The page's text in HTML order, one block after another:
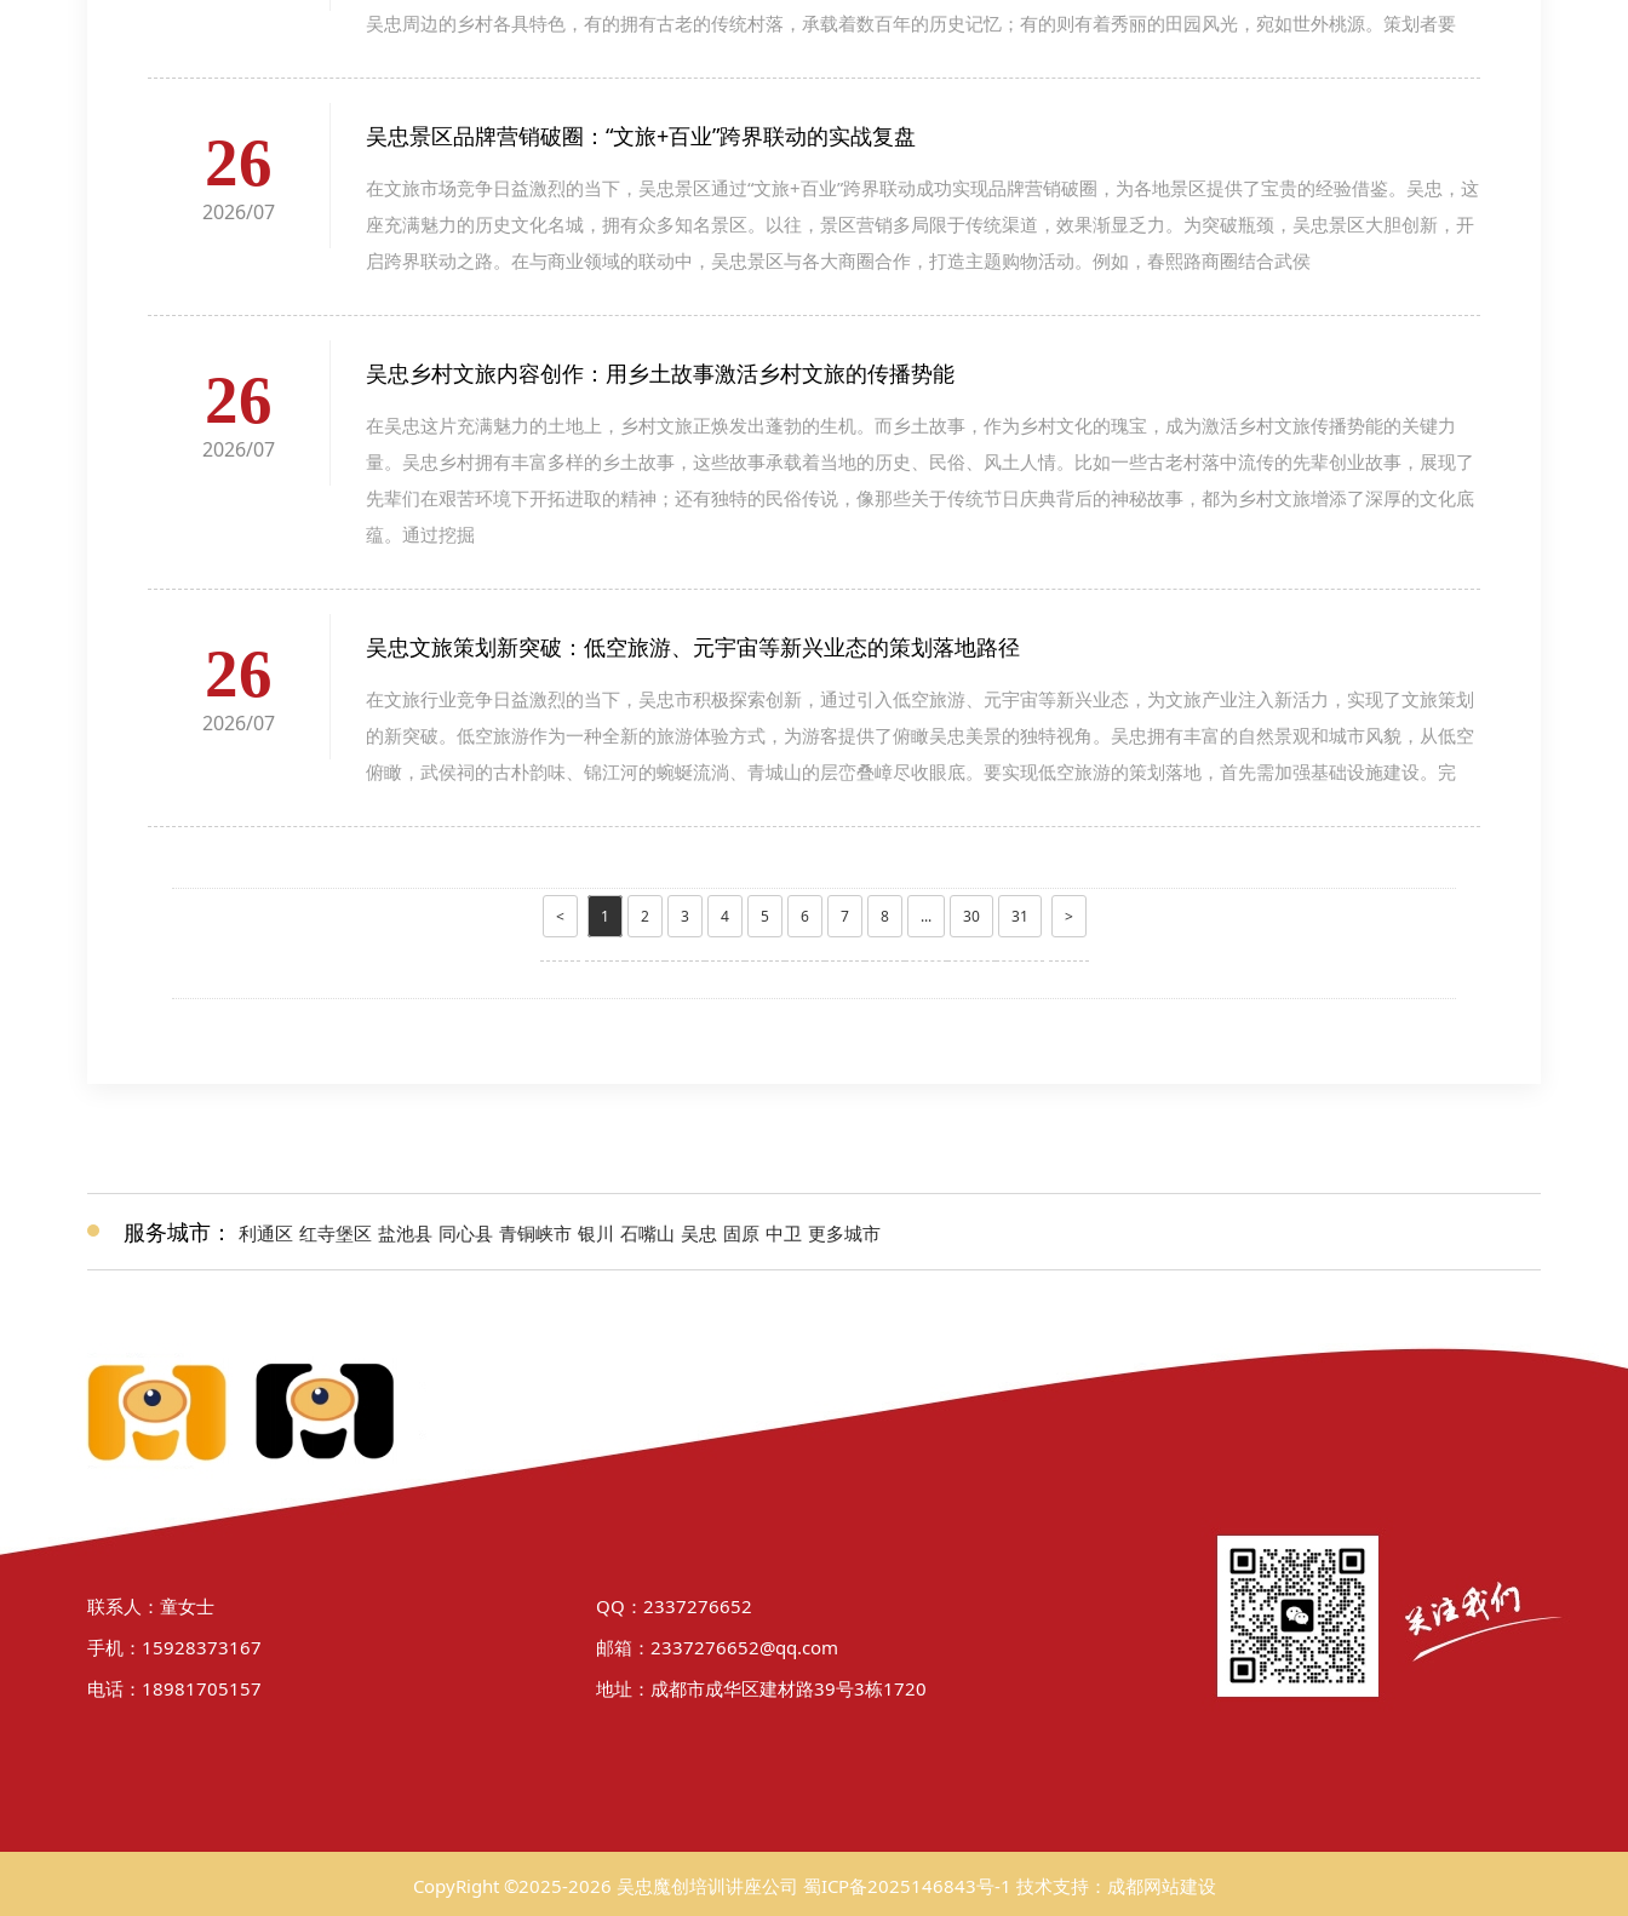
吴忠周边的乡村各具特色，有的拥有古老的传统村落，承载着数百年的历史记忆；有的则有着秀丽的田园风光，宛如世外桃源。策划者要
26
2026/07
吴忠景区品牌营销破圈：“文旅+百业”跨界联动的实战复盘
在文旅市场竞争日益激烈的当下，吴忠景区通过“文旅+百业”跨界联动成功实现品牌营销破圈，为各地景区提供了宝贵的经验借鉴。吴忠，这
座充满魅力的历史文化名城，拥有众多知名景区。以往，景区营销多局限于传统渠道，效果渐显乏力。为突破瓶颈，吴忠景区大胆创新，开
启跨界联动之路。在与商业领域的联动中，吴忠景区与各大商圈合作，打造主题购物活动。例如，春熙路商圈结合武侯
26
2026/07
吴忠乡村文旅内容创作：用乡土故事激活乡村文旅的传播势能
在吴忠这片充满魅力的土地上，乡村文旅正焕发出蓬勃的生机。而乡土故事，作为乡村文化的瑰宝，成为激活乡村文旅传播势能的关键力
量。吴忠乡村拥有丰富多样的乡土故事，这些故事承载着当地的历史、民俗、风土人情。比如一些古老村落中流传的先辈创业故事，展现了
先辈们在艰苦环境下开拓进取的精神；还有独特的民俗传说，像那些关于传统节日庆典背后的神秘故事，都为乡村文旅增添了深厚的文化底
蕴。通过挖掘
26
2026/07
吴忠文旅策划新突破：低空旅游、元宇宙等新兴业态的策划落地路径
在文旅行业竞争日益激烈的当下，吴忠市积极探索创新，通过引入低空旅游、元宇宙等新兴业态，为文旅产业注入新活力，实现了文旅策划
的新突破。低空旅游作为一种全新的旅游体验方式，为游客提供了俯瞰吴忠美景的独特视角。吴忠拥有丰富的自然景观和城市风貌，从低空
俯瞰，武侯祠的古朴韵味、锦江河的蜿蜒流淌、青城山的层峦叠嶂尽收眼底。要实现低空旅游的策划落地，首先需加强基础设施建设。完
< 1 2 3 4 5 6 7 8 ... 30 31 >
服务城市： 利通区 红寺堡区 盐池县 同心县 青铜峡市 银川 石嘴山 吴忠 固原 中卫 更多城市
联系人：童女士
QQ：2337276652
手机：15928373167
邮箱：2337276652@qq.com
电话：18981705157
地址：成都市成华区建材路39号3栋1720
CopyRight ©2025-2026 吴忠魔创培训讲座公司 蜀ICP备2025146843号-1 技术支持： 成都网站建设